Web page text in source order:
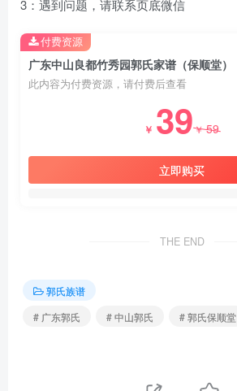
3：遇到问题，请联系页底微信
广东中山良都竹秀园郭氏家谱（保顺堂）
此内容为付费资源，请付费后查看
￥ 39￥59
立即购买
付费资源
THE END
郭氏族谱
# 广东郭氏
# 中山郭氏 # 郭氏保顺堂